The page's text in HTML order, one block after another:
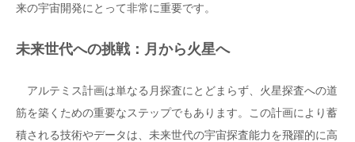
来の宇宙開発にとって非常に重要です。
未来世代への挑戦：月から火星へ
アルテミス計画は単なる月探査にとどまらず、火星探査への道
筋を築くための重要なステップでもあります。この計画により蓄
積される技術やデータは、未来世代の宇宙探査能力を飛躍的に高